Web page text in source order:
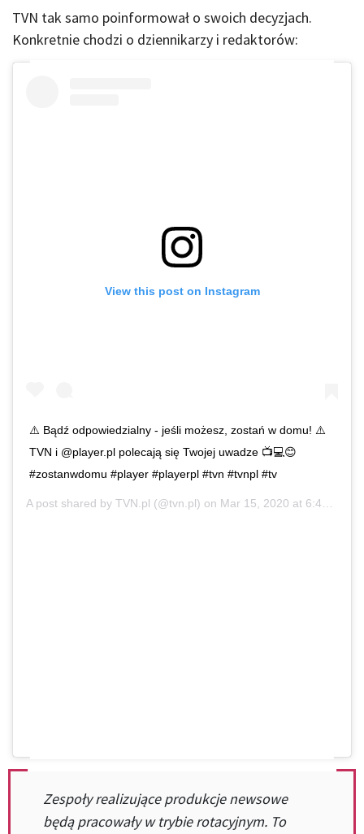
TVN tak samo poinformował o swoich decyzjach.
Konkretnie chodzi o dziennikarzy i redaktorów:
View this post on Instagram
⚠️ Bądź odpowiedzialny - jeśli możesz, zostań w domu! ⚠️
TVN i @player.pl polecają się Twojej uwadze 📺💻😊
#zostanwdomu #player #playerpl #tvn #tvnpl #tv
A post shared by TVN.pl (@tvn.pl) on Mar 15, 2020 at 6:45am PDT
Zespoły realizujące produkcje newsowe
będą pracowały w trybie rotacyjnym. To